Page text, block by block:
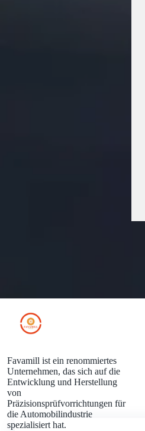
Favamill ist ein renommiertes
Unternehmen, das sich auf die
Entwicklung und Herstellung
von
Präzisionsprüfvorrichtungen für
die Automobilindustrie
spezialisiert hat.